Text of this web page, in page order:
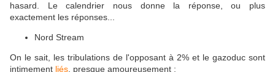
hasard. Le calendrier nous donne la réponse, ou plus
exactement les réponses...
Nord Stream
On le sait, les tribulations de l'opposant à 2% et le gazoduc sont
intimement liés , presque amoureusement :